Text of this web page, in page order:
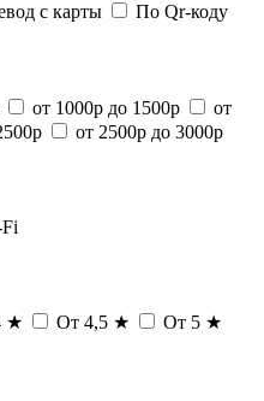
с карты По Qr-коду
от 1000р до 1500р
от
от 2500р до 3000р
★ От 4,5 ★ От 5 ★